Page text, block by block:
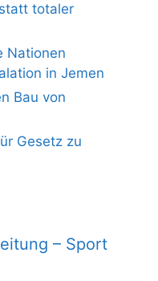
totaler
Nationen
in Jemen
Bau von
Gesetz zu
– Sport